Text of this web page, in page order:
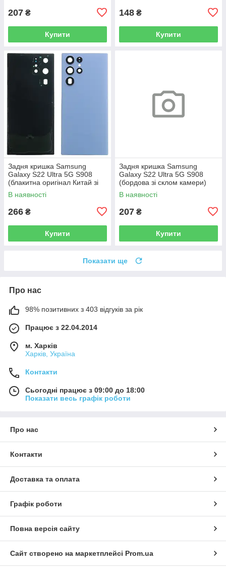
207 ₴
Купити
148 ₴
Купити
Задня кришка Samsung
Galaxy S22 Ultra 5G S908
(блакитна оригінал Китай зі
склом камери)
В наявності
266 ₴
Купити
Задня кришка Samsung
Galaxy S22 Ultra 5G S908
(бордова зі склом камери)
В наявності
207 ₴
Купити
Показати ще
Про нас
98% позитивних з 403 відгуків за рік
Працює з 22.04.2014
м. Харків
Харків, Україна
Контакти
Сьогодні працює з 09:00 до 18:00
Показати весь графік роботи
Про нас
Контакти
Доставка та оплата
Графік роботи
Повна версія сайту
Сайт створено на маркетплейсі Prom.ua